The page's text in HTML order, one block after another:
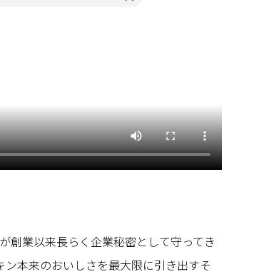
創業以来長らく企業秘密として守ってき
本来のおいしさを最大限に引き出すそ